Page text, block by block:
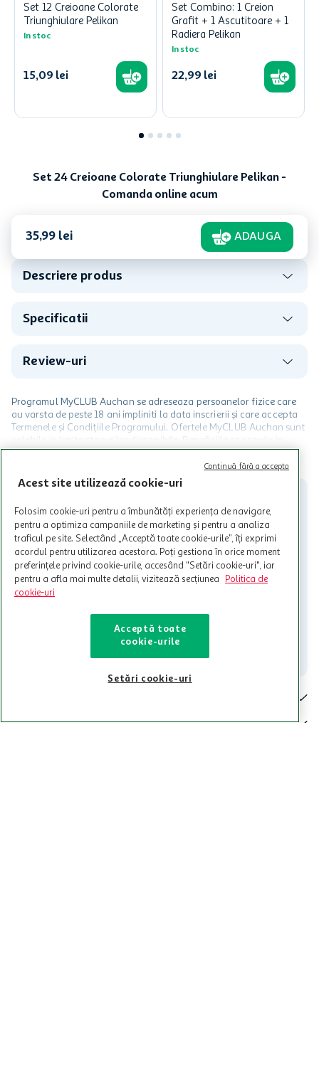
Set 12 Creioane Colorate
Triunghiulare Pelikan
In stoc
15,09 lei
Set Combino: 1 Creion
Grafit + 1 Ascutitoare + 1
Radiera Pelikan
In stoc
22,99 lei
Set 24 Creioane Colorate Triunghiulare Pelikan -
Comanda online acum
35,99 lei ADAUGA
Descriere produs
Specificatii
Review-uri
Programul MyCLUB Auchan se adreseaza persoanelor fizice care
au varsta de peste 18 ani impliniti la data inscrierii și care accepta
Termenele și Condițiile Programului. Ofertele MyCLUB Auchan sunt
limita a 12 unitati / card client o singura data in perioada promotiei.
Cardul poate fi utilizat doar in legatura cu magazinele Auchan
participante și pentru acțiuni promotionale indicate de Auchan si
nu raspunde pentru imposibilitatea utilizarii Cardului in perioada in
care aceste este suspendat sau in perioada in care sunt efectuate
intretineri sau reparatii tehnice la sistemul de utilizarea al Cardului.
Contacteaza-ne!
021-9141 contact@auchan.ro
Contact
Cine suntem
Acest site utilizează cookie-uri
Folosim cookie-uri pentru a îmbunătăți experiența de navigare,
pentru a optimiza campaniile de marketing și pentru a analiza
traficul pe site. Selectând „Acceptă toate cookie-urile”, îți exprimi
acordul pentru utilizarea acestora. Poți gestiona în orice moment
preferințele privind cookie-urile, accesând "Setări cookie-uri", iar
pentru a afla mai multe detalii, vizitează secțiunea
Politica de
cookie-uri
Acceptă toate
cookie-urile
Setări cookie-uri
Continuă fără a accepta